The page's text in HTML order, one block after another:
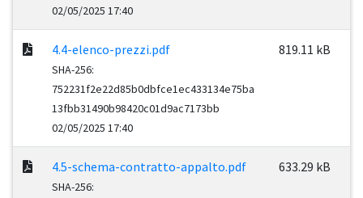
02/05/2025 17:40
4.4-elenco-prezzi.pdf
SHA-256:
752231f2e22d85b0dbfce1ec433134e75ba
13fbb31490b98420c01d9ac7173bb
02/05/2025 17:40
819.11 kB
4.5-schema-contratto-appalto.pdf
SHA-256:
633.29 kB